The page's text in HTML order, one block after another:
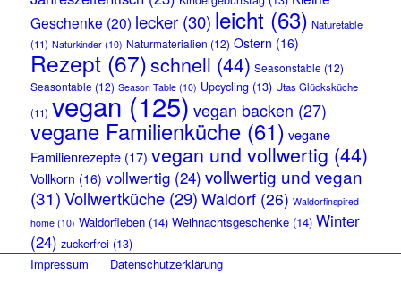
Geschenke (20) lecker(30) leicht(63) Naturetable
(11) Naturkinder(10) Naturmaterialien (12) Ostern (16)
Rezept(67)schnell (44) Seasonstable (12)
Seasontable (12) Season Table(10) Upcycling(13) Utas Glücksküche
(11) vegan (125) vegan backen (27)
vegane Familienküche(61) vegane
Familienrezepte(17) vegan und vollwertig (44)
Vollkorn (16) vollwertig(24) vollwertig und vegan
(31)Vollwertküche(29) Waldorf(26) Waldorfinspired
home(10) Waldorfleben(14) Weihnachtsgeschenke(14) Winter
(24) zuckerfrei (13)
Impressum Datenschutzerklärung